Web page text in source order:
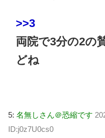
>>3
両院で3分の2の
どね
5: 名無しさん＠恐縮です
ID:j0z7U0cs0